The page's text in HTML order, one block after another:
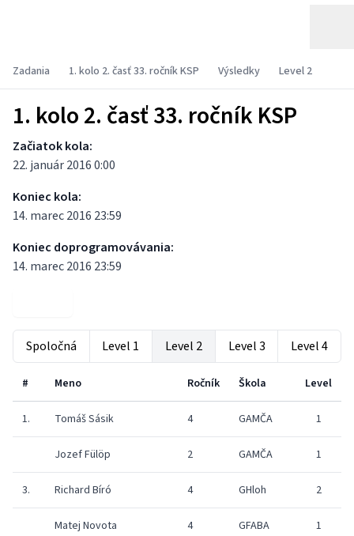
Zadania 1. kolo 2. časť 33. ročník KSP Výsledky Level 2
1. kolo 2. časť 33. ročník KSP
Začiatok kola:
22. január 2016 0:00
Koniec kola:
14. marec 2016 23:59
Koniec doprogramovávania:
14. marec 2016 23:59
Spoločná Level 1 Level 2 Level 3 Level 4
# Meno Ročník Škola Level
1. Tomáš Sásik 4 GAMČA 1
Jozef Fülöp 2 GAMČA 1
3. Richard Bíró 4 GHloh 2
Matej Novota 4 GFABA 1